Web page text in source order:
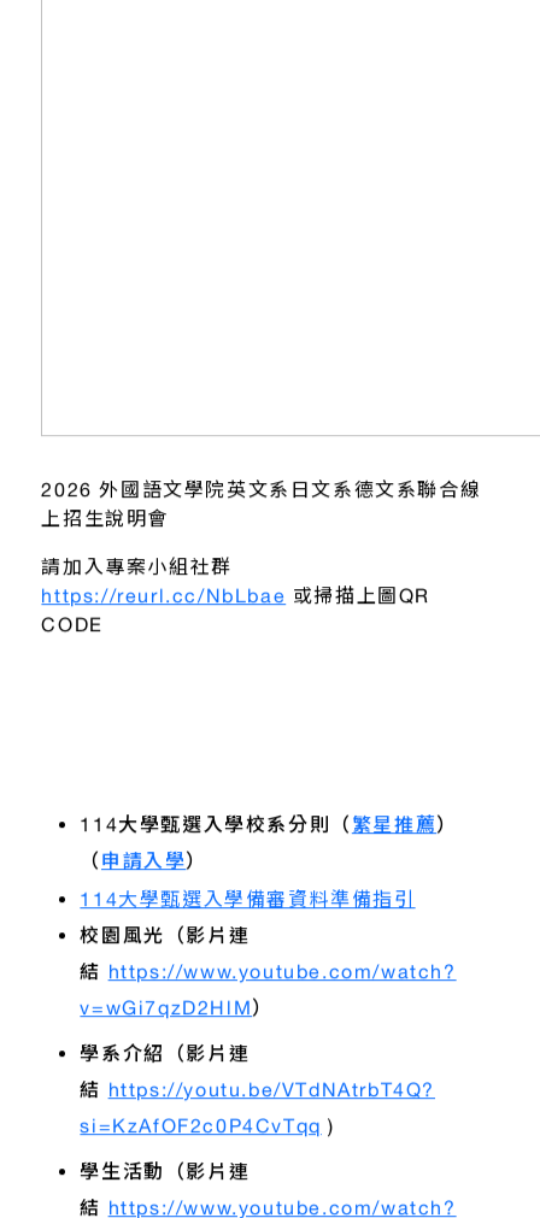
2026 外國語文學院英文系日文系德文系聯合線
上招生說明會
請加入專案小組社群
https://reurl.cc/NbLbae 或掃描上圖QR
CODE
114大學甄選入學校系分則（ 繁星推薦）
（ 申請入學）
114大學甄選入學備審資料準備指引
校園風光（影片連
結 https://www.youtube.com/watch?
v=wGi7qzD2HlM）
學系介紹（影片連
結 https://youtu.be/VTdNAtrbT4Q?
si=KzAfOF2c0P4CvTqq )
學生活動（影片連
結 https://www.youtube.com/watch?